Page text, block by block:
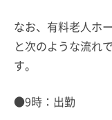
なお、有料老人ホ
と次のような流れ
す。
●9時：出勤